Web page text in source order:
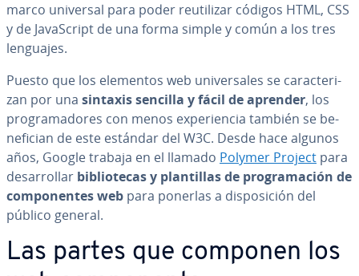
marco universal para poder re­uti­li­zar códigos HTML, CSS
y de Ja­va­S­cri­pt de una forma simple y común a los tres
lenguajes.
Puesto que los elementos web uni­ve­r­sa­les se ca­ra­c­te­ri­
zan por una sintaxis sencilla y fácil de aprender, los
pro­gra­ma­do­res con menos ex­pe­rie­n­cia también se be­
ne­fi­cian de este estándar del W3C. Desde hace algunos
años, Google trabaja en el llamado Polymer Project para
de­sa­rro­llar bi­blio­te­cas y pla­n­ti­llas de pro­gra­ma­ción de
co­m­po­ne­n­tes web para ponerlas a di­s­po­si­ción del
público general.
Las partes que componen los